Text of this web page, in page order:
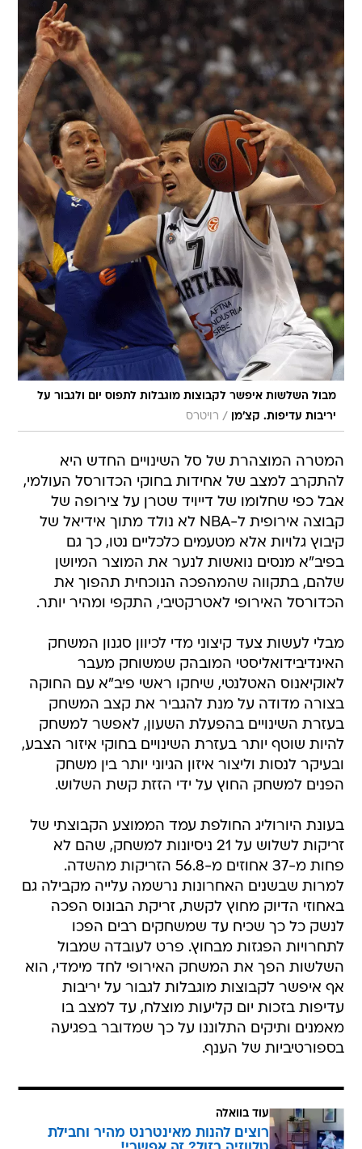
מבול השלשות איפשר לקבוצות מוגבלות לתפוס יום ולגבור על
יריבות עדיפות. קצ'מן
/ רויטרס
המטרה המוצהרת של סל השינויים החדש היא
להתקרב למצב של אחידות בחוקי הכדורסל העולמי,
אבל כפי שחלומו של דייויד שטרן על צירופה של
קבוצה אירופית ל-NBA לא נולד מתוך אידיאל של
קיבוץ גלויות אלא מטעמים כלכליים נטו, כך גם
בפיב"א מנסים נואשות לנער את המוצר המיושן
שלהם, בתקווה שהמהפכה הנוכחית תהפוך את
הכדורסל האירופי לאטרקטיבי, התקפי ומהיר יותר.
מבלי לעשות צעד קיצוני מדי לכיוון סגנון המשחק
האינדיבידואליסטי המובהק שמשוחק מעבר
לאוקיאנוס האטלנטי, שיחקו ראשי פיב"א עם החוקה
בצורה מדודה על מנת להגביר את קצב המשחק
בעזרת השינויים בהפעלת השעון, לאפשר למשחק
להיות שוטף יותר בעזרת השינויים בחוקי איזור הצבע,
ובעיקר לנסות וליצור איזון הגיוני יותר בין משחק
הפנים למשחק החוץ על ידי הזזת קשת השלוש.
בעונת היורוליג החולפת עמד הממוצע הקבוצתי של
זריקות לשלוש על 21 ניסיונות למשחק, שהם לא
פחות מ-37 אחוזים מ-56.8 הזריקות מהשדה.
למרות שבשנים האחרונות נרשמה עלייה מקבילה גם
באחוזי הדיוק מחוץ לקשת, זריקת הבונוס הפכה
לנשק כל כך שכיח עד שמשחקים רבים הפכו
לתחרויות הפגזות מבחוץ. פרט לעובדה שמבול
השלשות הפך את המשחק האירופי לחד מימדי, הוא
אף איפשר לקבוצות מוגבלות לגבור על יריבות
עדיפות בזכות יום קליעות מוצלח, עד למצב בו
מאמנים ותיקים התלוננו על כך שמדובר בפגיעה
בספורטיביות של הענף.
עוד בוואלה
רוצים להנות מאינטרנט מהיר וחבילת